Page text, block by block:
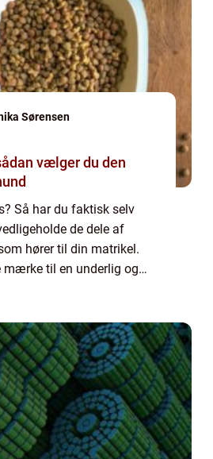
Sørensen
vælger du den
Så har du faktisk selv
de dele af
hører til din matrikel.
til en underlig og